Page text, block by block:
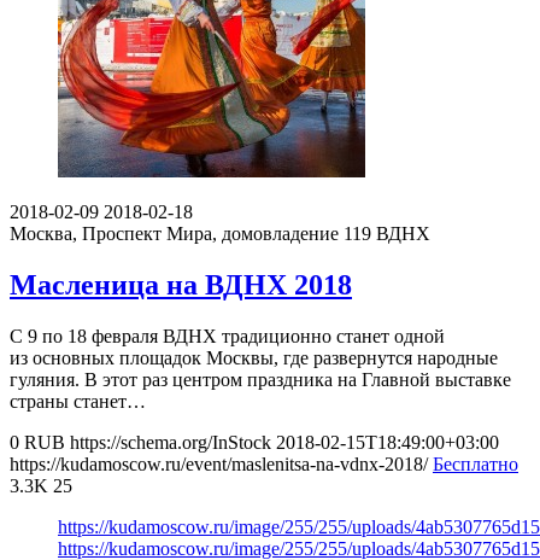
2018-02-09 2018-02-18
Москва, Проспект Мира, домовладение 119 ВДНХ
Масленица на ВДНХ 2018
С 9 по 18 февраля ВДНХ традиционно станет одной
из основных площадок Москвы, где развернутся народные
гуляния. В этот раз центром праздника на Главной выставке
страны станет…
0 RUB https://schema.org/InStock 2018-02-15T18:49:00+03:00
https://kudamoscow.ru/event/maslenitsa-na-vdnx-2018/ Бесплатно
3.3K 25
https://kudamoscow.ru/image/255/255/uploads/
https://kudamoscow.ru/image/255/255/uploads/